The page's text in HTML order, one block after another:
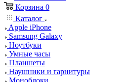
Корзина 0
Каталог
Apple iPhone
Samsung Galaxy
Ноутбуки
Умные часы
Планшеты
Наушники и гарнитуры
Моноблоки